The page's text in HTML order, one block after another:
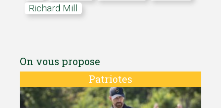
Richard Mill
On vous propose
Patriotes